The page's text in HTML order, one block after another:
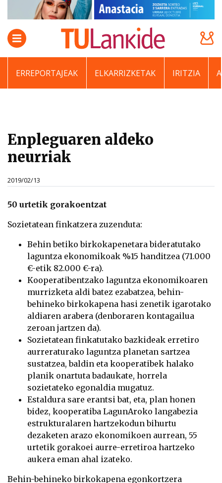
ERREPORTAJEAK ELKARRIZKETAK IRITZIA
Enpleguaren aldeko
neurriak
2019/02/13
50 urtetik gorakoentzat
Sozietatean finkatzera zuzenduta:
Behin betiko birkokapenetara bideratutako
laguntza ekonomikoak %15 handitzea (71.000
€-etik 82.000 €-ra).
Kooperatibentzako laguntza ekonomikoaren
murrizketa aldi batez ezabatzea, behin-
behineko birkokapena hasi zenetik igarotako
aldiaren arabera (denboraren kontagailua
zeroan jartzen da).
Sozietatean finkatutako bazkideak erretiro
aurreraturako laguntza planetan sartzea
sustatzea, baldin eta kooperatibek halako
planik onartuta badaukate, horrela
sozietateko egonaldia mugatuz.
Estaldura sare erantsi bat, eta, plan honen
bidez, kooperatiba LagunAroko langabezia
estrukturalaren hartzekodun bihurtu
dezaketen arazo ekonomikoen aurrean, 55
urtetik gorakoei aurre-erretiroa hartzeko
aukera eman ahal izateko.
Behin-behineko birkokapena egonkortzera